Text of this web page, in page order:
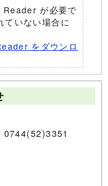
Reader が必要で
ていない場合に
をダウンロ